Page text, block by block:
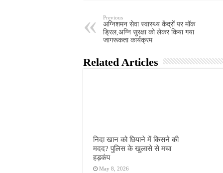
Previous
अग्निशमन सेवा स्वास्थ्य केंद्रों पर मॉक
ड्रिल,अग्नि सुरक्षा को लेकर किया गया
जागरूकता कार्यक्रम
Related Articles
निदा खान को छिपाने में किसने की
मदद? पुलिस के खुलासे से मचा
हड़कंप
May 8, 2026